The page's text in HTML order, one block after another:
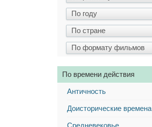
По времени действия
Античность
Доисторические времена
Средневековье